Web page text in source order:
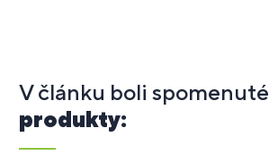
V článku boli spomenuté
produkty: